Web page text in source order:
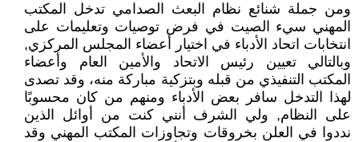
ومن جملة شنائع نظام البعث الصدامي تدخل المكتب
المهني سيء الصيت في فرض توصيات وتعليمات على
انتخابات اتحاد الأدباء في اختيار أعضاء المجلس المركزي,
وبالتالي تعيين رئيس الاتحاد والأمين العام وأعضاء
المكتب التنفيذي من قبله وبتزكية مباركة منه، وقد تصدى
لهذا التدخل سافر بعض الأدباء ومنهم من كان محسوبًا
على النظام, ولي الشرف أنني كنت من أوائل الذين
نددوا في العلن بخروقات وتجاوزات المكتب المهني وقد